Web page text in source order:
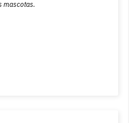
mascotas.